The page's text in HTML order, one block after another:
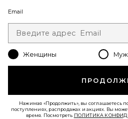
Change
ru
ПОМОГИТЕ НАМ
Пройти краткий опрос о сегодняшнем
Email
Женщины
Нажимая «Продолжить», вы соглашаетесь
поступлениях, распродажах и акциях. Вы
время. Посмотреть ПОЛИТИКА